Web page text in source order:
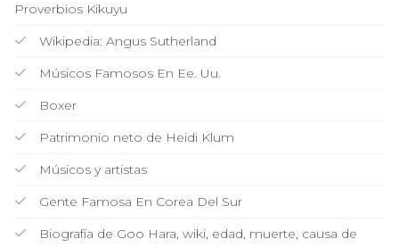
Proverbios Kikuyu
Wikipedia: Angus Sutherland
Músicos Famosos En Ee. Uu.
Boxer
Patrimonio neto de Heidi Klum
Músicos y artistas
Gente Famosa En Corea Del Sur
Biografía de Goo Hara, wiki, edad, muerte, causa de